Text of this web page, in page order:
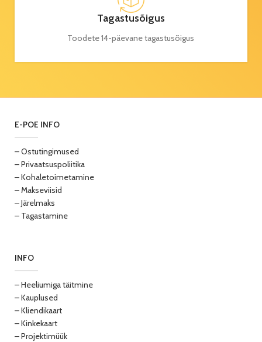
Tagastusõigus
Toodete 14-päevane tagastusõigus
E-POE INFO
– Ostutingimused
– Privaatsuspoliitika
– Kohaletoimetamine
– Makseviisid
– Järelmaks
– Tagastamine
INFO
– Heeliumiga täitmine
– Kauplused
– Kliendikaart
– Kinkekaart
– Projektimüük